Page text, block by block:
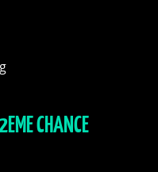
CHANCE